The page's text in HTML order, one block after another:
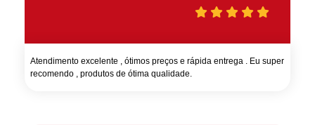
Atendimento excelente , ótimos preços e rápida entrega . Eu super
recomendo , produtos de ótima qualidade.